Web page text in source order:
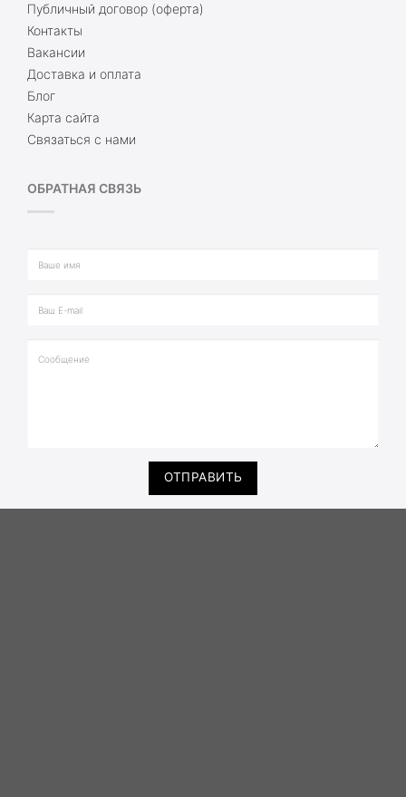
Публичный договор (оферта)
Контакты
Вакансии
Доставка и оплата
Блог
Карта сайта
Связаться с нами
ОБРАТНАЯ СВЯЗЬ
ОТПРАВИТЬ